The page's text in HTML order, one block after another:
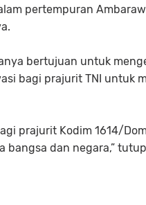
pertempuran
bertujuan untuk
bagi prajurit TNI untuk
prajurit Kodim 1614/
dan negara,”